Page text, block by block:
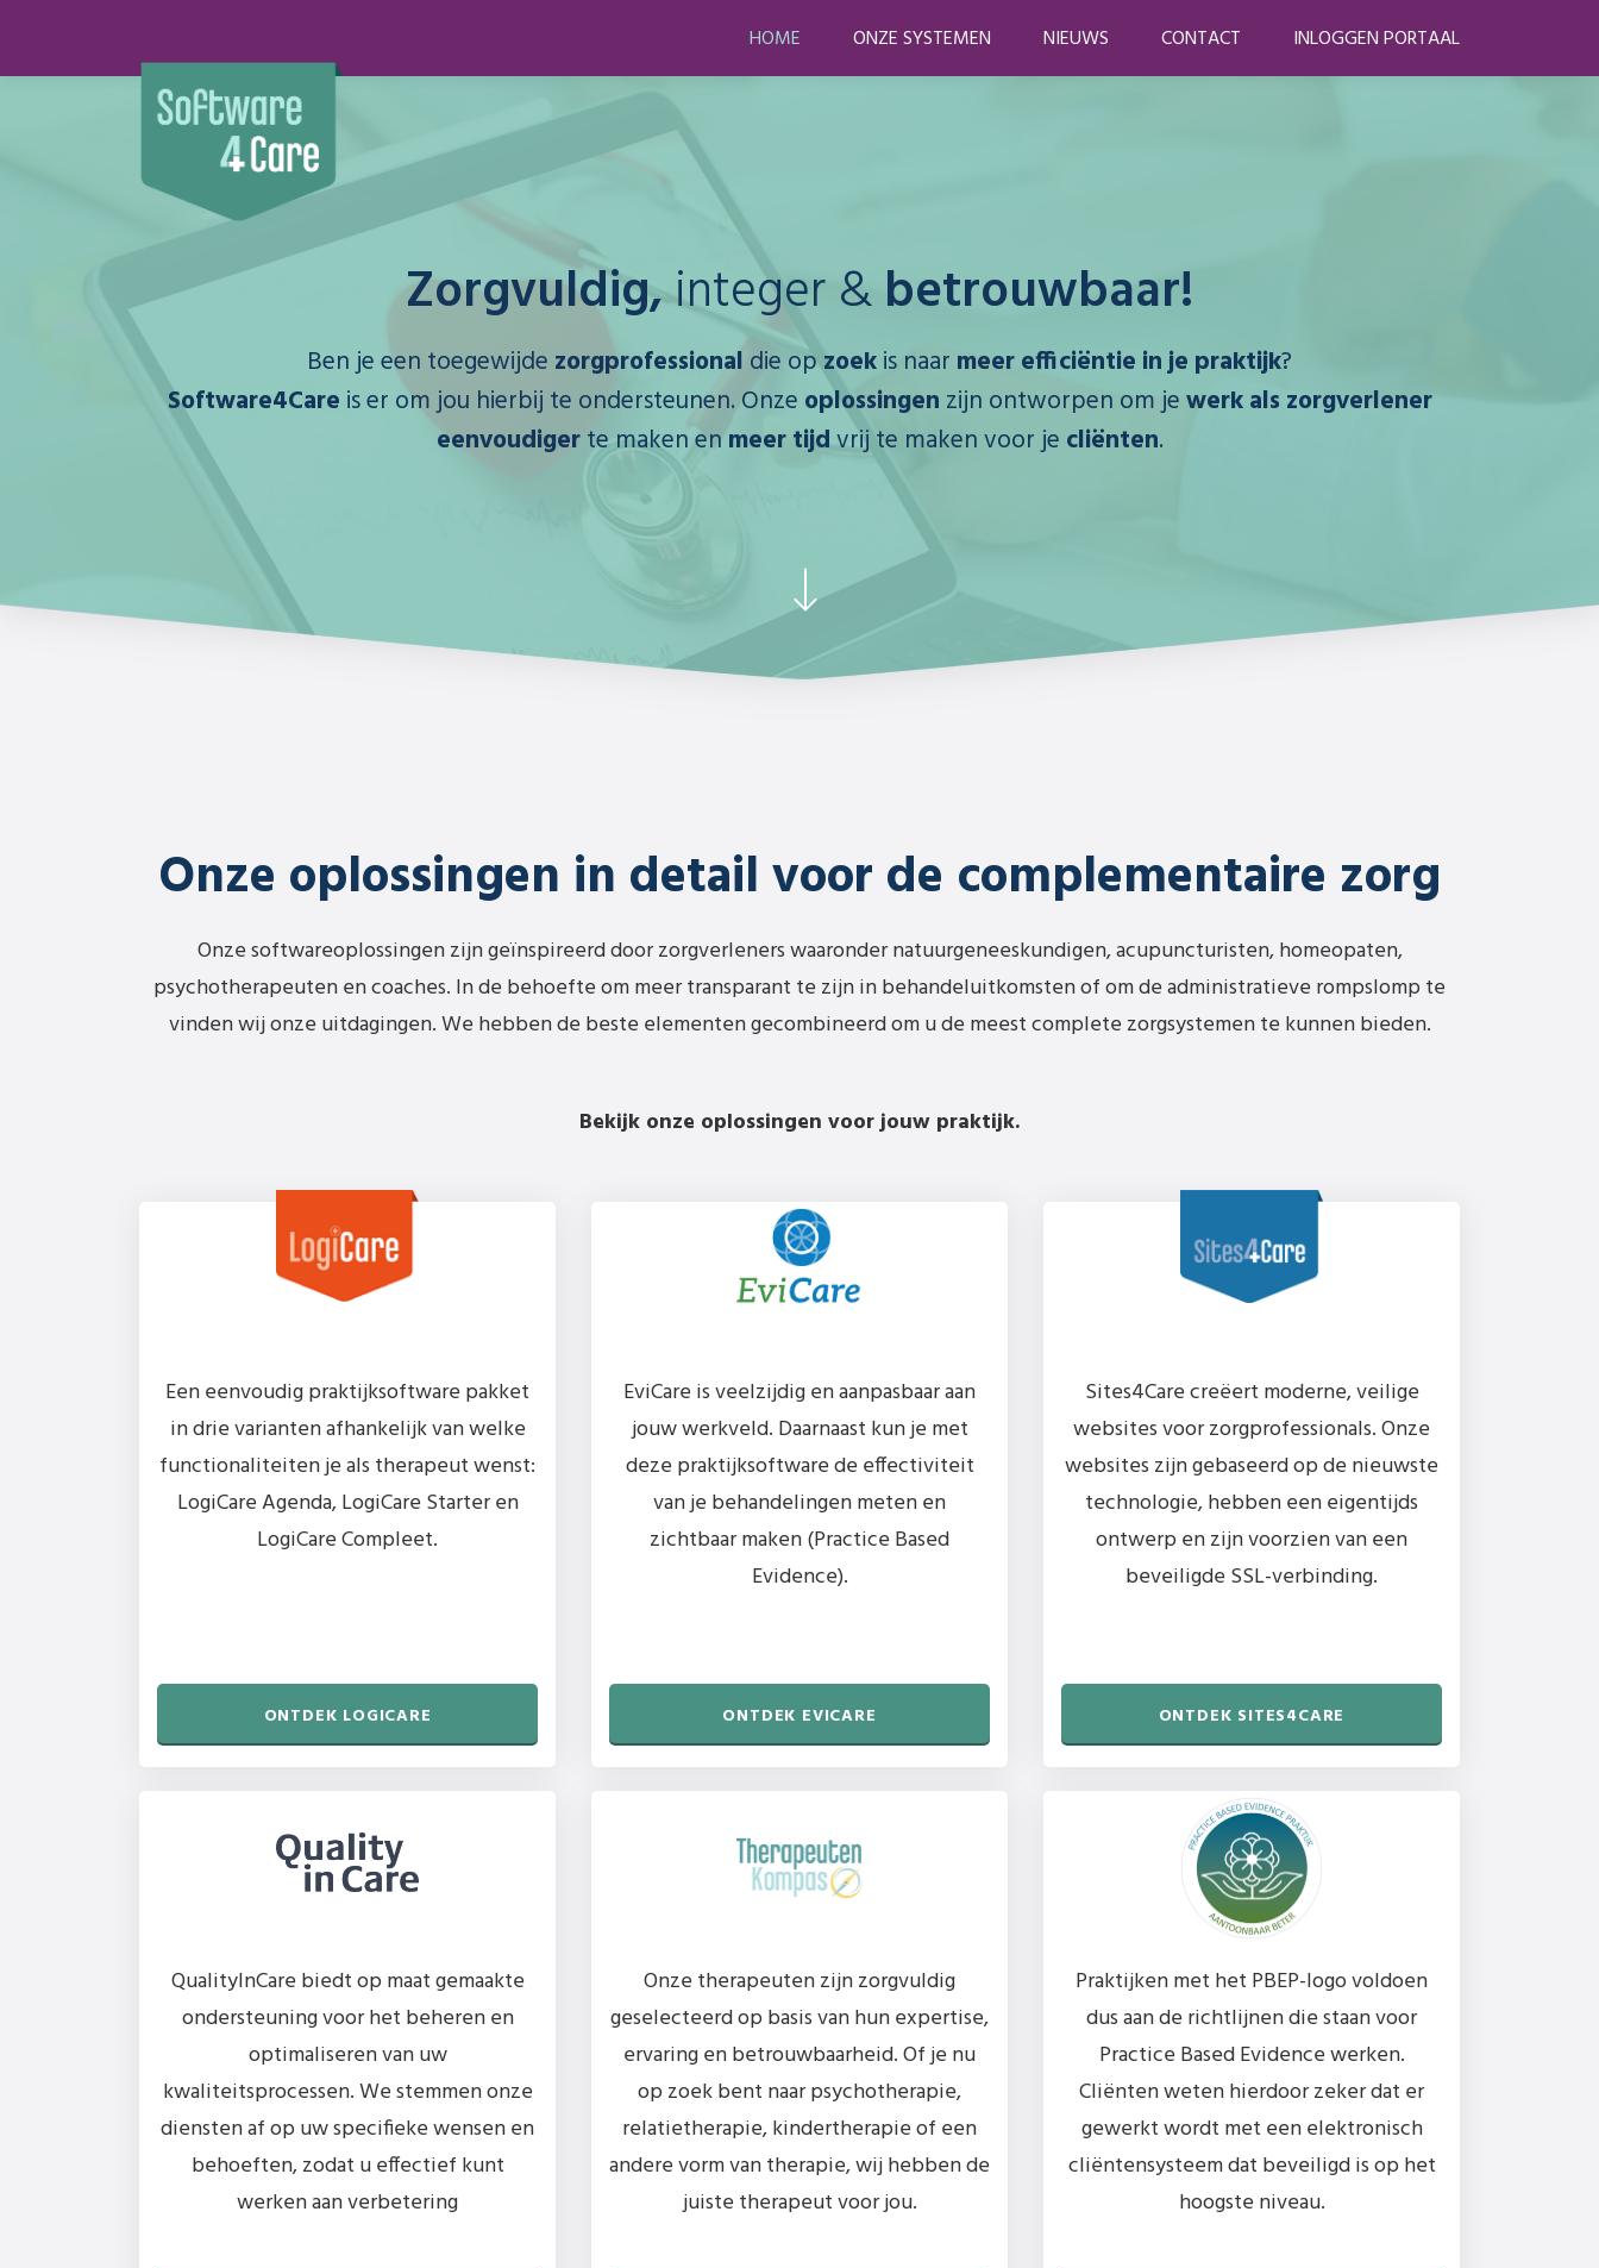
HOME ONZE SYSTEMEN NIEUWS CONTACT INLOGGEN PORTAAL
Zorgvuldig, integer &betrouwbaar!
Ben je een toegewijde zorgprofessional die opzoekis naar meer efficiëntie in je praktijk?
Software4Care is er om jou hierbij te ondersteunen. Onze oplossingen zijn ontworpen om jewerk als zorgverlener
eenvoudigerte maken en meer tijdvrij te maken voor je cliënten.
Onze oplossingen in detail voor de complementaire zorg
Onze softwareoplossingen zijn geïnspireerd door zorgverleners waaronder natuurgeneeskundigen, acupuncturisten, homeopaten,
psychotherapeuten en coaches. In de behoefte om meer transparant te zijn in behandeluitkomsten of om de administratieve rompslomp te
vinden wij onze uitdagingen. We hebben de beste elementen gecombineerd om u de meest complete zorgsystemen te kunnen bieden.
Bekijk onze oplossingen voor jouw praktijk.
Een eenvoudig praktijksoftware pakket
in drie varianten afhankelijk van welke
functionaliteiten je als therapeut wenst:
LogiCare Agenda, LogiCare Starter en
LogiCare Compleet.
ONTDEK LOGICARE
EviCare is veelzijdig en aanpasbaar aan
jouw werkveld. Daarnaast kun je met
deze praktijksoftware de effectiviteit
van je behandelingen meten en
zichtbaar maken (Practice Based
Evidence).
ONTDEK EVICARE
Sites4Care creëert moderne, veilige
websites voor zorgprofessionals. Onze
websites zijn gebaseerd op de nieuwste
technologie, hebben een eigentijds
ontwerp en zijn voorzien van een
beveiligde SSL-verbinding.
ONTDEK SITES4CARE
QualityInCare biedt op maat gemaakte
ondersteuning voor het beheren en
optimaliseren van uw
kwaliteitsprocessen. We stemmen onze
diensten af op uw specifieke wensen en
behoeften, zodat u effectief kunt
werken aan verbetering
Onze therapeuten zijn zorgvuldig
geselecteerd op basis van hun expertise,
ervaring en betrouwbaarheid. Of je nu
op zoek bent naar psychotherapie,
relatietherapie, kindertherapie of een
andere vorm van therapie, wij hebben de
juiste therapeut voor jou.
Praktijken met het PBEP-logo voldoen
dus aan de richtlijnen die staan voor
Practice Based Evidence werken.
Cliënten weten hierdoor zeker dat er
gewerkt wordt met een elektronisch
cliëntensysteem dat beveiligd is op het
hoogste niveau.